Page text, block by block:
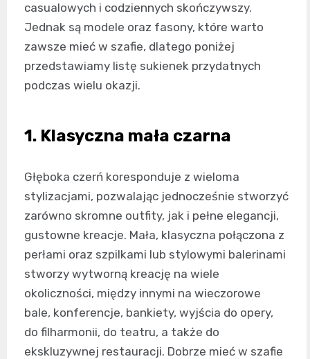
casualowych i codziennych skończywszy.
Jednak są modele oraz fasony, które warto
zawsze mieć w szafie, dlatego poniżej
przedstawiamy listę sukienek przydatnych
podczas wielu okazji.
1. Klasyczna mała czarna
Głęboka czerń koresponduje z wieloma
stylizacjami, pozwalając jednocześnie stworzyć
zarówno skromne outfity, jak i pełne elegancji,
gustowne kreacje. Mała, klasyczna połączona z
perłami oraz szpilkami lub stylowymi balerinami
stworzy wytworną kreację na wiele
okoliczności, między innymi na wieczorowe
bale, konferencje, bankiety, wyjścia do opery,
do filharmonii, do teatru, a także do
ekskluzywnej restauracji. Dobrze mieć w szafie